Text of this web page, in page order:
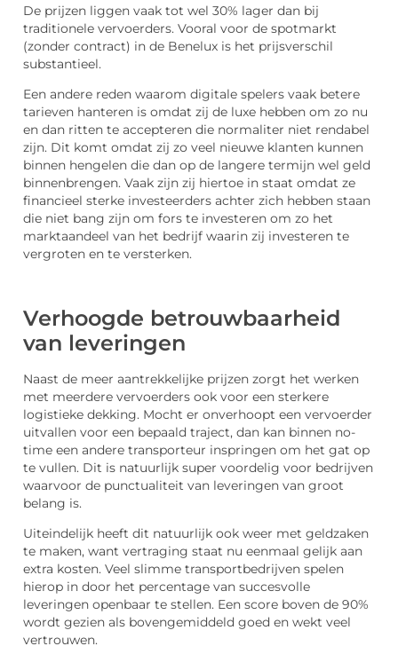
De prijzen liggen vaak tot wel 30% lager dan bij
traditionele vervoerders. Vooral voor de spotmarkt
(zonder contract) in de Benelux is het prijsverschil
substantieel.
Een andere reden waarom digitale spelers vaak betere
tarieven hanteren is omdat zij de luxe hebben om zo nu
en dan ritten te accepteren die normaliter niet rendabel
zijn. Dit komt omdat zij zo veel nieuwe klanten kunnen
binnen hengelen die dan op de langere termijn wel geld
binnenbrengen. Vaak zijn zij hiertoe in staat omdat ze
financieel sterke investeerders achter zich hebben staan
die niet bang zijn om fors te investeren om zo het
marktaandeel van het bedrijf waarin zij investeren te
vergroten en te versterken.
Verhoogde betrouwbaarheid
van leveringen
Naast de meer aantrekkelijke prijzen zorgt het werken
met meerdere vervoerders ook voor een sterkere
logistieke dekking. Mocht er onverhoopt een vervoerder
uitvallen voor een bepaald traject, dan kan binnen no-
time een andere transporteur inspringen om het gat op
te vullen. Dit is natuurlijk super voordelig voor bedrijven
waarvoor de punctualiteit van leveringen van groot
belang is.
Uiteindelijk heeft dit natuurlijk ook weer met geldzaken
te maken, want vertraging staat nu eenmaal gelijk aan
extra kosten. Veel slimme transportbedrijven spelen
hierop in door het percentage van succesvolle
leveringen openbaar te stellen. Een score boven de 90%
wordt gezien als bovengemiddeld goed en wekt veel
vertrouwen.